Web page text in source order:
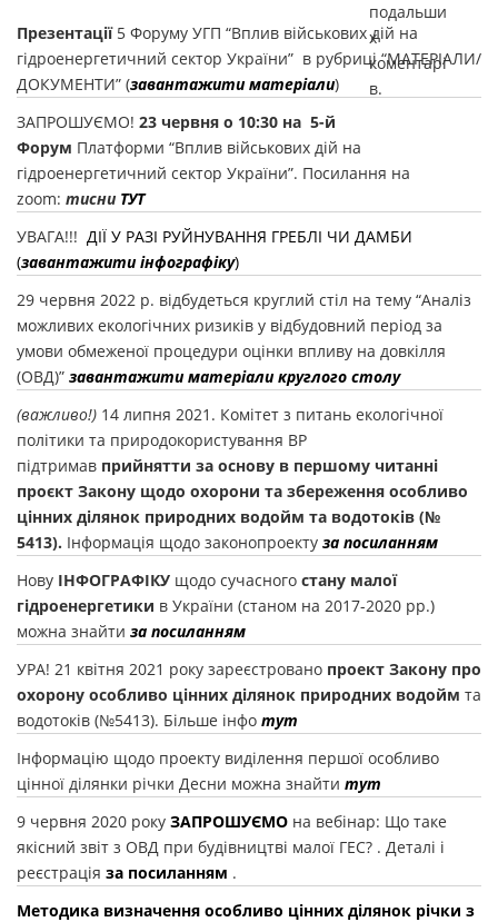
подальши
х
коментарі
в.
Презентації5 Форуму УГП “Вплив військових дій на
гідроенергетичний сектор України” в рубриці “МАТЕРІАЛИ/
ДОКУМЕНТИ” (завантажити матеріали)
ЗАПРОШУЄМО! 23 червня о 10:30 на 5-й
Форум Платформи “Вплив військових дій на
гідроенергетичний сектор України”. Посилання на
zoom: тисни ТУТ
УВАГА!!! ДІЇ У РАЗІ РУЙНУВАННЯ ГРЕБЛІ ЧИ ДАМБИ
(завантажити інфографіку)
29 червня 2022 р. відбудеться круглий стіл на тему “Аналіз
можливих екологічних ризиків у відбудовний період за
умови обмеженої процедури оцінки впливу на довкілля
(ОВД)” завантажити матеріали круглого столу
(важливо!) 14 липня 2021. Комітет з питань екологічної
політики та природокористування ВР
підтримав прийнятти за основу в першому читанні
проєкт Закону щодо охорони та збереження особливо
цінних ділянок природних водойм та водотоків (№
5413). Інформація щодо законопроекту за посиланням
Нову ІНФОГРАФІКУ щодо сучасного стану малої
гідроенергетики в України (станом на 2017-2020 рр.)
можна знайти за посиланням
УРА! 21 квітня 2021 року зареєстровано проект Закону про
охорону особливо цінних ділянок природних водойм та
водотоків (№5413). Більше інфо тут
Інформацію щодо проекту виділення першої особливо
цінної ділянки річки Десни можна знайти тут
9 червня 2020 року ЗАПРОШУЄМО на вебінар: Що таке
якісний звіт з ОВД при будівництві малої ГЕС? . Деталі і
реєстрація за посиланням .
Методика визначення особливо цінних ділянок річки з